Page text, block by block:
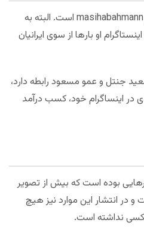
آدرس اینستاگرام مسیحا بهمن masihabahmann است. البته به
او بارها از سوی ایرانیان
جنتل و عمو مسعود رابطه دارد،
در اینساگرام خود، کسب درآمد
بوده است که بیش از تصویر
در انتشار این موارد نیز هیچ
عکسی نداشته است.